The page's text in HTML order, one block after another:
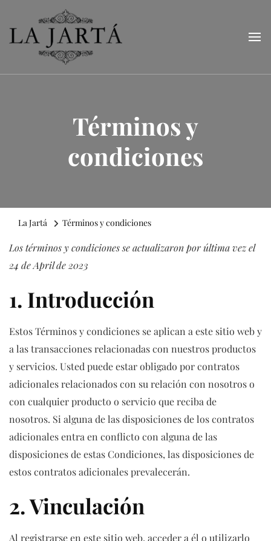
La Jartá
Taberna andaluza en el Puerto Deportivo de Tarragona
Términos y
condiciones
La Jartá Términos y condiciones
Los términos y condiciones se actualizaron por última vez el
24 de April de 2023
1. Introducción
Estos Términos y condiciones se aplican a este sitio web y
a las transacciones relacionadas con nuestros productos
y servicios. Usted puede estar obligado por contratos
adicionales relacionados con su relación con nosotros o
con cualquier producto o servicio que reciba de
nosotros. Si alguna de las disposiciones de los contratos
adicionales entra en conflicto con alguna de las
disposiciones de estas Condiciones, las disposiciones de
estos contratos adicionales prevalecerán.
2. Vinculación
Al registrarse en este sitio web, acceder a él o utilizarlo